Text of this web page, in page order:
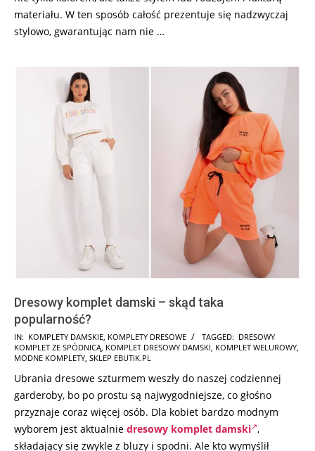
materiału. W ten sposób całość prezentuje się nadzwyczaj
stylowo, gwarantując nam nie …
Dresowy komplet damski – skąd taka
popularność?
2026-
07-
IN: KOMPLETY DAMSKIE, KOMPLETY DRESOWE TAGGED: DRESOWY
KOMPLET ZE SPÓDNICĄ, KOMPLET DRESOWY DAMSKI, KOMPLET WELUROWY,
MODNE KOMPLETY, SKLEP EBUTIK.PL
Ubrania dresowe szturmem weszły do naszej codziennej
garderoby, bo po prostu są najwygodniejsze, co głośno
przyznaje coraz więcej osób. Dla kobiet bardzo modnym
wyborem jest aktualnie dresowy komplet damski ,
składający się zwykle z bluzy i spodni. Ale kto wymyślił